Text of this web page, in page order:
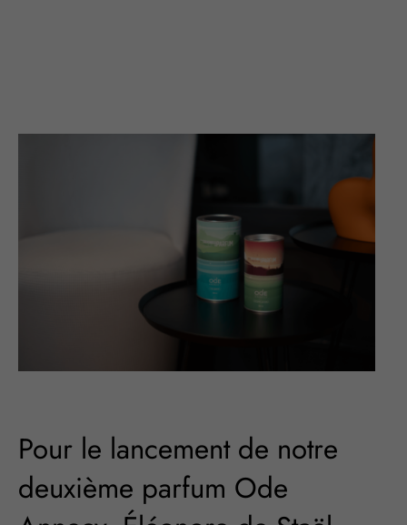
Pour le lancement de notre
deuxième parfum Ode